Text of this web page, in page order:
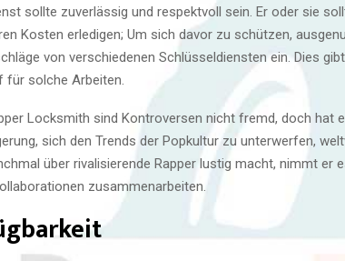
sollte zuverlässig und respektvoll sein. Er oder sie
Kosten erledigen; Um sich davor zu schützen,
von verschiedenen Schlüsseldiensten ein. Dies
für solche Arbeiten.
Locksmith sind Kontroversen nicht fremd, doch hat
sich den Trends der Popkultur zu unterwerfen,
über rivalisierende Rapper lustig macht, nimmt er
zusammenarbeiten.